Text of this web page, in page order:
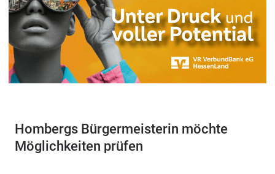
Hombergs Bürgermeisterin möchte
Möglichkeiten prüfen